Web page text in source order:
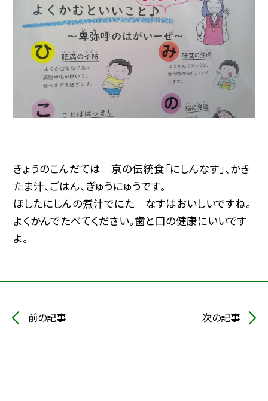
きょうのこんだては 京の伝統食「にしんなす」、かき
たま汁、ごはん、ぎゅうにゅうです。
ほしたにしんの煮汁でにた なすはおいしいですね。
よくかんでたべてください。歯と口の健康にいいです
よ。
前の記事 次の記事